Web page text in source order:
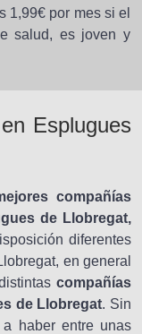
1,99€ por mes si el
salud, es joven y
Esplugues
compañías
de Llobregat,
diferentes
en general
compañías
de Llobregat. Sin
haber entre unas